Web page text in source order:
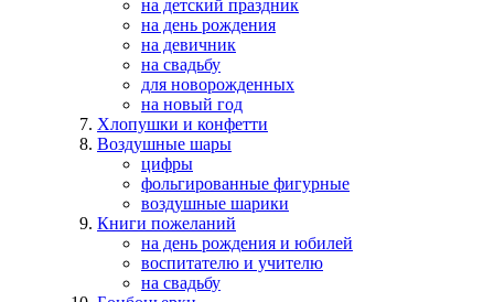
на детский праздник
на день рождения
на девичник
на свадьбу
для новорожденных
на новый год
Хлопушки и конфетти
Воздушные шары
цифры
фольгированные фигурные
воздушные шарики
Книги пожеланий
на день рождения и юбилей
воспитателю и учителю
на свадьбу